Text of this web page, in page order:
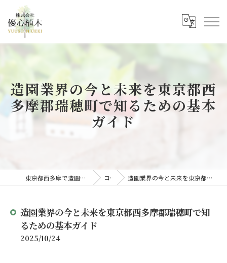
造園業界の今と未来を東京都西
多摩郡瑞穂町で知るための基本
ガイド
東京都西多摩で造園の求人なら株式会社優心植木 コラム 造園業界の今と未来を東京都西多摩郡瑞穂町で知るための基本ガイド
造園業界の今と未来を東京都西多摩郡瑞穂町で知
るための基本ガイド
2025/10/24